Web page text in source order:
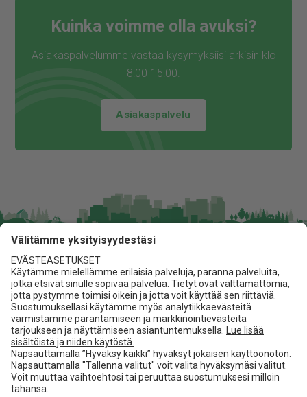
Kuinka voimme olla avuksi?
Asiakaspalvelumme vastaa kysymyksiisi arkisin klo
8:00-15:00.
Asiakaspalvelu
Jita Oy
Lakarintie 10, 34800 Virrat
03 475 6100
info@jita.fi
Asiakaspalvelu